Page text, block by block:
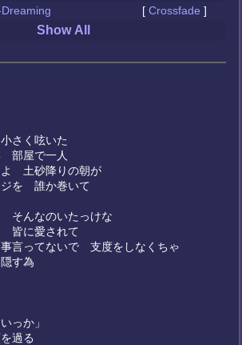
[ Crossfade ]
Show All
さく呟いた
部屋で一人
土砂降りの朝が
を 誰か巻いて
んなのいたっけな
皆に愛されて
言ってないで 支度をしなくちゃ
す為
っか」
過る